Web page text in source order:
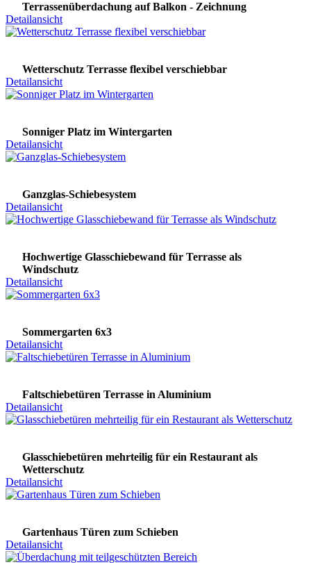
Terrassenüberdachung auf Balkon - Zeichnung
Detailansicht
Wetterschutz Terrasse flexibel verschiebbar
Detailansicht
Sonniger Platz im Wintergarten
Detailansicht
Ganzglas-Schiebesystem
Detailansicht
Hochwertige Glasschiebewand für Terrasse als
Windschutz
Detailansicht
Sommergarten 6x3
Detailansicht
Faltschiebetüren Terrasse in Aluminium
Detailansicht
Glasschiebetüren mehrteilig für ein Restaurant als
Wetterschutz
Detailansicht
Gartenhaus Türen zum Schieben
Detailansicht